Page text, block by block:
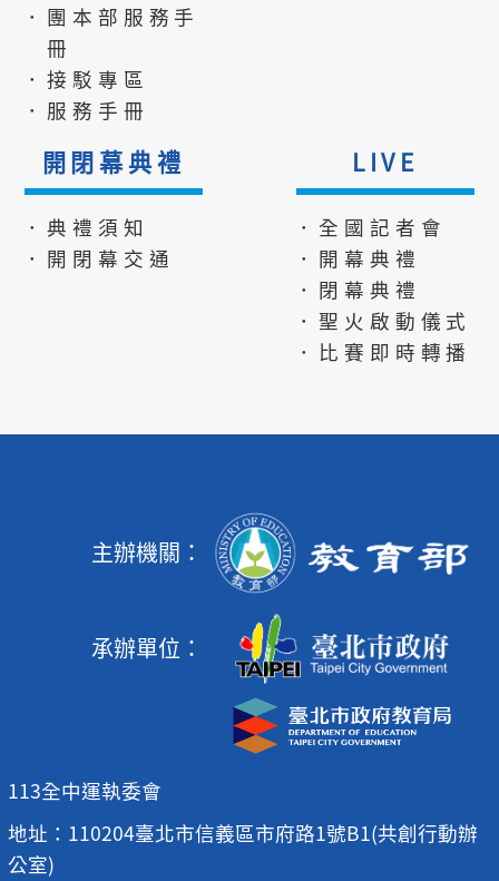
．團本部服務手
冊
．接駁專區
．服務手冊
開閉幕典禮
．典禮須知
．開閉幕交通
LIVE
．全國記者會
．開幕典禮
．閉幕典禮
．聖火啟動儀式
．比賽即時轉播
主辦機關：
承辦單位：
113全中運執委會
地址：110204臺北市信義區市府路1號B1(共創行動辦
公室)